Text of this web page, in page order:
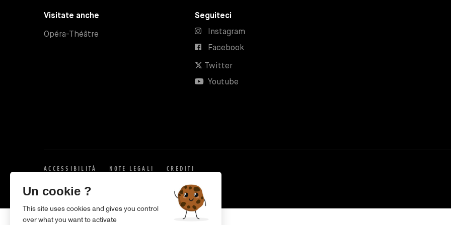
Visitate anche
Opéra-Théâtre
Seguiteci
Instagram
FacebookNuova finestra
TwitterNuova finestra
Youtube
ACCESSIBILITÀ NOTE LEGALI CREDITI
Un cookie ?
This site uses cookies and gives you control
over what you want to activate